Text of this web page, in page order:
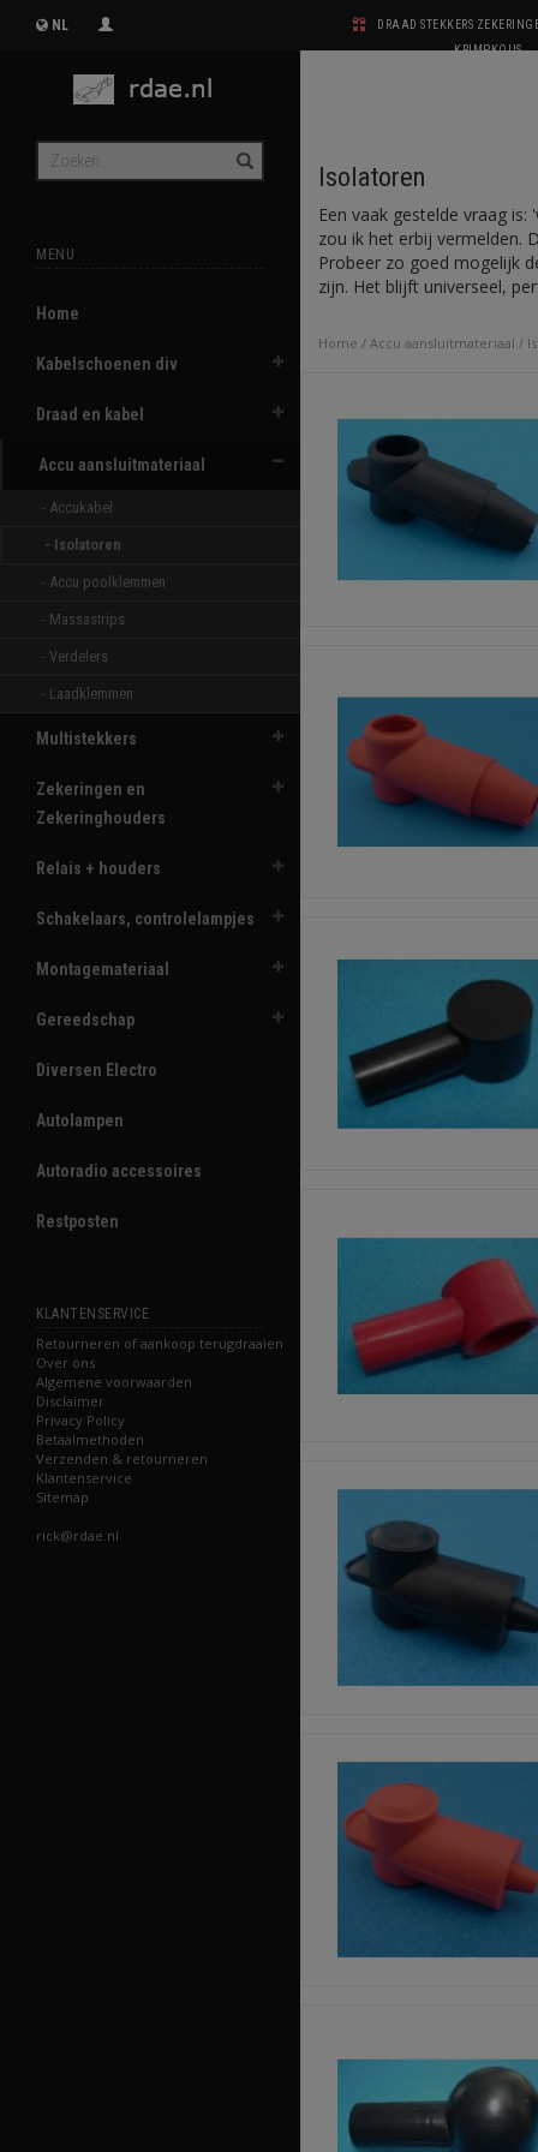
NL
DRAAD STEKKERS
KRIMPKOUS
MENU
Home
Kabelschoenen div
Draad en kabel
Accu aansluitmateriaal
- Accukabel
- Isolatoren
- Accu poolklemmen
- Massastrips
- Verdelers
- Laadklemmen
Multistekkers
Zekeringen en
Zekeringhouders
Relais + houders
Schakelaars, controlelampjes
Montagemateriaal
Gereedschap
Diversen Electro
Autolampen
Autoradio accessoires
Restposten
KLANTENSERVICE
Retourneren of aankoop terugdraaien
Over ons
Algemene voorwaarden
Disclaimer
Privacy Policy
Betaalmethoden
Verzenden & retourneren
Klantenservice
Sitemap
rick@rdae.nl
Isolatoren
Een vaak gestelde vraag
zou ik het erbij vermelden.
Probeer zo goed mogelijk
zijn. Het blijft universeel,
Home / Accu aansluitmateriaal /